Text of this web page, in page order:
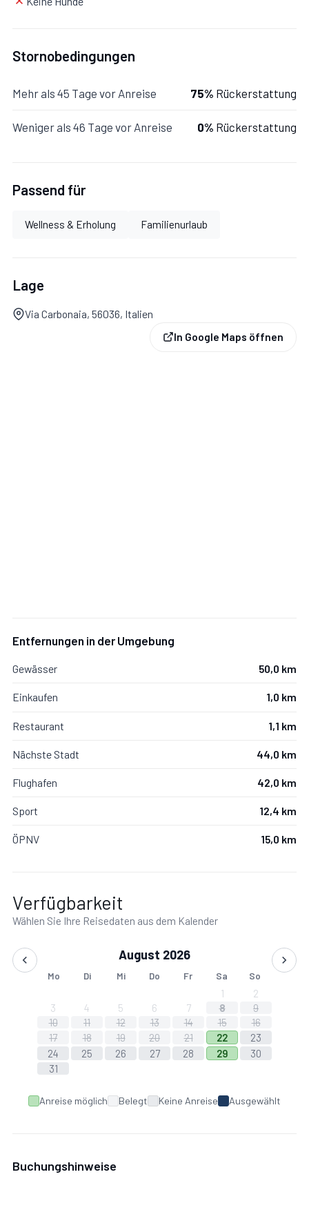
Klimaanlage, Fliegengitter, tragbarer Ventilator.
Schlafzimmer 4:zwei Einzelbetten, WiFi Internet,
Badezimmer:
Mit Veranda, Garten, Parkplatz.
Stornobedingungen
Mehr als 45 Tage vor Anreise 75% Rückerstattung
Weniger als 46 Tage vor Anreise 0% Rückerstattung
Passend für
Wellness & Erholung Familienurlaub
Lage
Via Carbonaia, 56036, Italien
In Google Maps öffnen
Entfernungen in der Umgebung
Gewässer 50,0 km
Einkaufen 1,0 km
Restaurant 1,1 km
Nächste Stadt 44,0 km
Flughafen 42,0 km
Sport 12,4 km
ÖPNV 15,0 km
Verfügbarkeit
Wählen Sie Ihre Reisedaten aus dem Kalender
August 2026
Mo Di Mi Do Fr Sa So
1
2
3
4 5 6 7 8
9
10
11 12 13 14 15
16
17
18 19 20 21 22
23
24
25 26 27 28 29
30
31
Anreise möglich Belegt Keine Anreise Ausgewählt
Buchungshinweise